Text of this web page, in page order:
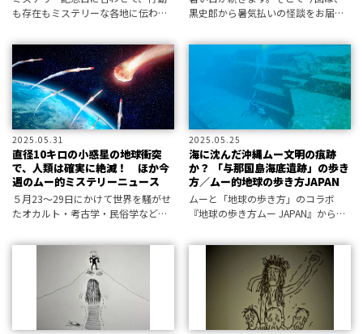
も存在もミステリーな各地に伝わる
小説家にして屈指の妖怪研究家・黒
史郎が、記録には残されながらも
人々から“忘れ去られた妖怪”を発掘
する、そ
黒史郎から暑気払いの怪談をお届
く、むしろそれらよりも強そうな
〝犬〟にまつわる怪異な話を補
遺々々しました。ホラー小説家にし
て屈指の妖怪研究家
2025.05.31
直径10キロの小惑星の地球衝突
で、人類は確実に絶滅！ ほか今
週のムー的ミステリーニュース
５月23〜29日にかけて世界を騒がせ
たオカルト・考古学・民俗学などの
情報研究所と編集部が厳選！
2025.05.25
海に沈んだ沖縄ムー文明の痕跡
か？ 「与那国島海底遺跡」の歩き
方／ムー的地球の歩き方JAPAN
ムーと「地球の歩き方」のコラボ
『地球の歩き方ムー JAPAN』から、